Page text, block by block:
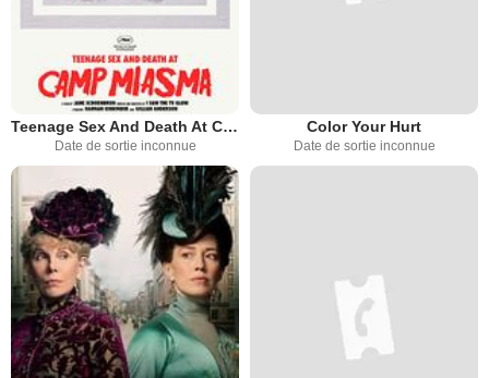
Teenage Sex And Death At Camp Miasma
Date de sortie inconnue
Color Your Hurt
Date de sortie inconnue